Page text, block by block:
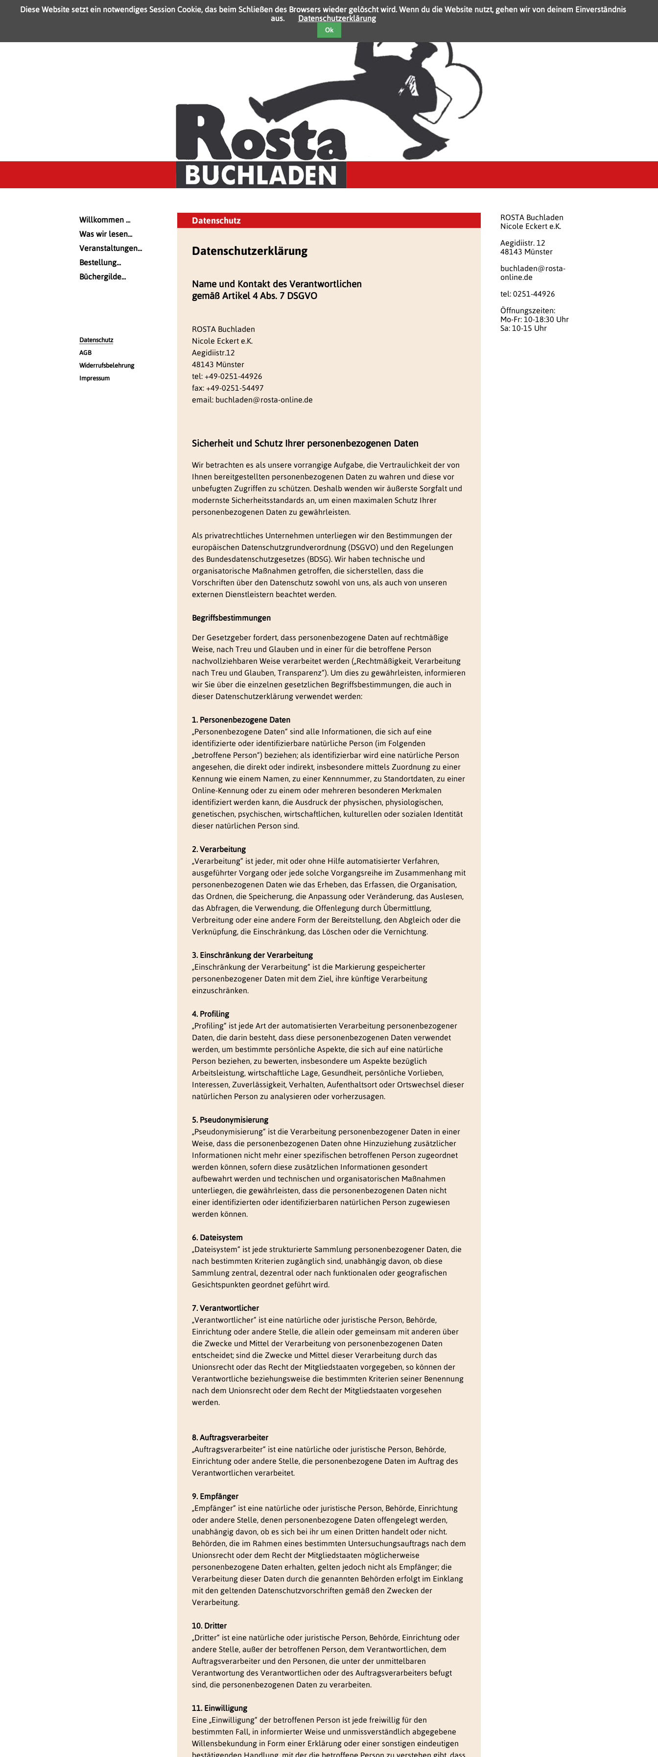
Datenschutz
Datenschutzerklärung
Name und Kontakt des Verantwortlichen
gemäß Artikel 4 Abs. 7 DSGVO
ROSTA Buchladen
Nicole Eckert e.K.
Aegidiistr.12
48143 Münster
tel: +49-0251-44926
fax: +49-0251-54497
email: buchladen@rosta-online.de
Sicherheit und Schutz Ihrer personenbezogenen Daten
Wir betrachten es als unsere vorrangige Aufgabe, die Vertraulichkeit der von
Ihnen bereitgestellten personenbezogenen Daten zu wahren und diese vor
unbefugten Zugriffen zu schützen. Deshalb wenden wir äußerste Sorgfalt und
modernste Sicherheitsstandards an, um einen maximalen Schutz Ihrer
personenbezogenen Daten zu gewährleisten.
Als privatrechtliches Unternehmen unterliegen wir den Bestimmungen der
europäischen Datenschutzgrundverordnung (DSGVO) und den Regelungen
des Bundesdatenschutzgesetzes (BDSG). Wir haben technische und
organisatorische Maßnahmen getroffen, die sicherstellen, dass die
Vorschriften über den Datenschutz sowohl von uns, als auch von unseren
externen Dienstleistern beachtet werden.
Begriffsbestimmungen
Der Gesetzgeber fordert, dass personenbezogene Daten auf rechtmäßige
Weise, nach Treu und Glauben und in einer für die betroffene Person
nachvollziehbaren Weise verarbeitet werden („Rechtmäßigkeit, Verarbeitung
nach Treu und Glauben, Transparenz“). Um dies zu gewährleisten, informieren
wir Sie über die einzelnen gesetzlichen Begriffsbestimmungen, die auch in
dieser Datenschutzerklärung verwendet werden:
1. Personenbezogene Daten
„Personenbezogene Daten“ sind alle Informationen, die sich auf eine
identifizierte oder identifizierbare natürliche Person (im Folgenden
„betroffene Person“) beziehen; als identifizierbar wird eine natürliche Person
angesehen, die direkt oder indirekt, insbesondere mittels Zuordnung zu einer
Kennung wie einem Namen, zu einer Kennnummer, zu Standortdaten, zu einer
Online-Kennung oder zu einem oder mehreren besonderen Merkmalen
identifiziert werden kann, die Ausdruck der physischen, physiologischen,
genetischen, psychischen, wirtschaftlichen, kulturellen oder sozialen Identität
dieser natürlichen Person sind.
2. Verarbeitung
„Verarbeitung“ ist jeder, mit oder ohne Hilfe automatisierter Verfahren,
ausgeführter Vorgang oder jede solche Vorgangsreihe im Zusammenhang mit
personenbezogenen Daten wie das Erheben, das Erfassen, die Organisation,
das Ordnen, die Speicherung, die Anpassung oder Veränderung, das Auslesen,
das Abfragen, die Verwendung, die Offenlegung durch Übermittlung,
Verbreitung oder eine andere Form der Bereitstellung, den Abgleich oder die
Verknüpfung, die Einschränkung, das Löschen oder die Vernichtung.
3. Einschränkung der Verarbeitung
„Einschränkung der Verarbeitung“ ist die Markierung gespeicherter
personenbezogener Daten mit dem Ziel, ihre künftige Verarbeitung
einzuschränken.
4. Profiling
„Profiling“ ist jede Art der automatisierten Verarbeitung personenbezogener
Daten, die darin besteht, dass diese personenbezogenen Daten verwendet
werden, um bestimmte persönliche Aspekte, die sich auf eine natürliche
Person beziehen, zu bewerten, insbesondere um Aspekte bezüglich
Arbeitsleistung, wirtschaftliche Lage, Gesundheit, persönliche Vorlieben,
Interessen, Zuverlässigkeit, Verhalten, Aufenthaltsort oder Ortswechsel dieser
natürlichen Person zu analysieren oder vorherzusagen.
5. Pseudonymisierung
„Pseudonymisierung“ ist die Verarbeitung personenbezogener Daten in einer
Weise, dass die personenbezogenen Daten ohne Hinzuziehung zusätzlicher
Informationen nicht mehr einer spezifischen betroffenen Person zugeordnet
werden können, sofern diese zusätzlichen Informationen gesondert
aufbewahrt werden und technischen und organisatorischen Maßnahmen
unterliegen, die gewährleisten, dass die personenbezogenen Daten nicht
einer identifizierten oder identifizierbaren natürlichen Person zugewiesen
werden können.
6. Dateisystem
„Dateisystem“ ist jede strukturierte Sammlung personenbezogener Daten, die
nach bestimmten Kriterien zugänglich sind, unabhängig davon, ob diese
Sammlung zentral, dezentral oder nach funktionalen oder geografischen
Gesichtspunkten geordnet geführt wird.
7. Verantwortlicher
„Verantwortlicher“ ist eine natürliche oder juristische Person, Behörde,
Einrichtung oder andere Stelle, die allein oder gemeinsam mit anderen über
die Zwecke und Mittel der Verarbeitung von personenbezogenen Daten
entscheidet; sind die Zwecke und Mittel dieser Verarbeitung durch das
Unionsrecht oder das Recht der Mitgliedstaaten vorgegeben, so können der
Verantwortliche beziehungsweise die bestimmten Kriterien seiner Benennung
nach dem Unionsrecht oder dem Recht der Mitgliedstaaten vorgesehen
werden.
8. Auftragsverarbeiter
„Auftragsverarbeiter“ ist eine natürliche oder juristische Person, Behörde,
Einrichtung oder andere Stelle, die personenbezogene Daten im Auftrag des
Verantwortlichen verarbeitet.
9. Empfänger
„Empfänger“ ist eine natürliche oder juristische Person, Behörde, Einrichtung
oder andere Stelle, denen personenbezogene Daten offengelegt werden,
unabhängig davon, ob es sich bei ihr um einen Dritten handelt oder nicht.
Behörden, die im Rahmen eines bestimmten Untersuchungsauftrags nach dem
Unionsrecht oder dem Recht der Mitgliedstaaten möglicherweise
personenbezogene Daten erhalten, gelten jedoch nicht als Empfänger; die
Verarbeitung dieser Daten durch die genannten Behörden erfolgt im Einklang
mit den geltenden Datenschutzvorschriften gemäß den Zwecken der
Verarbeitung.
10. Dritter
„Dritter“ ist eine natürliche oder juristische Person, Behörde, Einrichtung oder
andere Stelle, außer der betroffenen Person, dem Verantwortlichen, dem
Auftragsverarbeiter und den Personen, die unter der unmittelbaren
Verantwortung des Verantwortlichen oder des Auftragsverarbeiters befugt
sind, die personenbezogenen Daten zu verarbeiten.
11. Einwilligung
Eine „Einwilligung“ der betroffenen Person ist jede freiwillig für den
bestimmten Fall, in informierter Weise und unmissverständlich abgegebene
Willensbekundung in Form einer Erklärung oder einer sonstigen eindeutigen
bestätigenden Handlung, mit der die betroffene Person zu verstehen gibt, dass
N
v
i
a
t
i
s
p
r
i
n
Willkommen ...
Was wir lesen...
Veranstaltungen...
Bestellung...
Büchergilde...
N
v
i
g
a
Datenschutz
AGB
Widerrufsbelehrung
Impressum
ROSTA Buchladen
Nicole Eckert e.K.
Aegidiistr. 12
48143 Münster
buchladen@rosta-
online.de
tel: 0251-44926
Öffnungszeiten:
Mo-Fr: 10-18:30 Uhr
Sa: 10-15 Uhr
Diese Website setzt ein notwendiges Session Cookie, das beim Schließen des Browsers wieder gelöscht wird. Wenn du die Website nutzt, gehen wir von deinem Einverständnis
aus.
Datenschutzerklärung
Ok